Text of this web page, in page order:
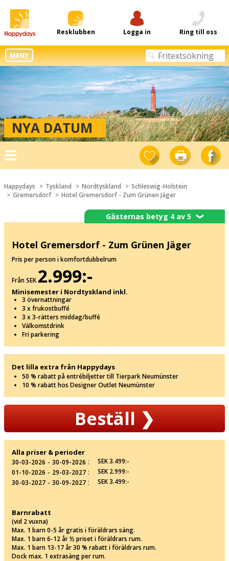
Resklubben Logga in Ring till oss
MENY
NYA DATUM
Toggle
navigation
Happydays Tyskland Nordtyskland
Schleswig-Holstein
Gremersdorf
Hotel Gremersdorf - Zum Grünen Jäger
Gästernas betyg 4 av 5❯
Hotel Gremersdorf - Zum Grünen Jäger
Pris per person i komfortdubbelrum
Från SEK 2.999:-
Minisemester i Nordtyskland inkl.
3 övernattningar
3 x frukostbuffé
3 x 3-rätters middag/buffé
Välkomstdrink
Fri parkering
Det lilla extra från Happydays
50 % rabatt på entrébiljetter till Tierpark Neumünster
10 % rabatt hos Designer Outlet Neumünster
Beställ❯
Alla priser & perioder
30-03-2026 ‐ 30-09-2026 :
SEK 3.499:-
01-10-2026 ‐ 29-03-2027 :
SEK 2.999:-
30-03-2027 ‐ 30-09-2027 : SEK 3.499:-
Barnrabatt
(vid 2 vuxna)
Max. 1 barn 0-5 år gratis i föräldrars säng.
Max. 1 barn 6-12 år ½ priset i föräldrars rum.
Max. 1 barn 13-17 år 30 % rabatt i föräldrars rum.
Dock max. 1 extrasäng per rum.